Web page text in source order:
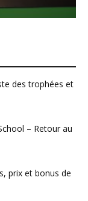
des trophées et
– Retour au
prix et bonus de